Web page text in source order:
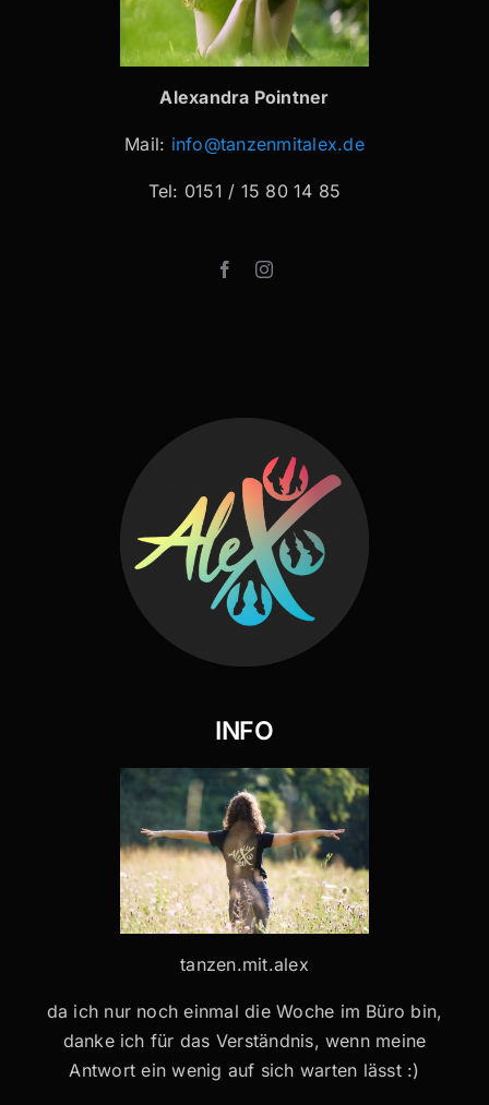
Alexandra Pointner
Mail: info@tanzenmitalex.de
Tel: 0151 / 15 80 14 85
INFO
tanzen.mit.alex
da ich nur noch einmal die Woche im Büro bin,
danke ich für das Verständnis, wenn meine
Antwort ein wenig auf sich warten lässt :)